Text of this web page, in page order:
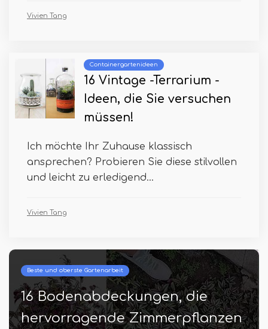
Vivien Tang
Containergartenideen
16 Vintage -Terrarium -
Ideen, die Sie versuchen
müssen!
Ich möchte Ihr Zuhause klassisch
ansprechen? Probieren Sie diese stilvollen
und leicht zu erledigend...
Vivien Tang
Beste und oberste Gartenarbeit
16 Bodenabdeckungen, die
hervorragende Zimmerpflanzen